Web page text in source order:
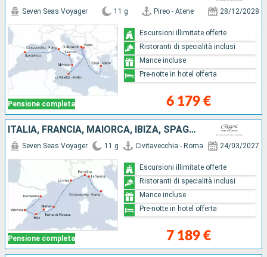
Pensione completa
Seven Seas Voyager 11 g Pireo - Atene 28/12/2028
6 179 €
Escursioni illimitate offerte
Ristoranti di specialità inclusi
Mance incluse
Pre-notte in hotel offerta
ITALIA, FRANCIA, MAIORCA, IBIZA, SPAGNA
Pensione completa
Seven Seas Voyager 11 g Civitavecchia - Roma 24/03/2027
7 189 €
Escursioni illimitate offerte
Ristoranti di specialità inclusi
Mance incluse
Pre-notte in hotel offerta